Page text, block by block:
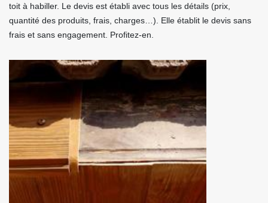
toit à habiller. Le devis est établi avec tous les détails (prix,
quantité des produits, frais, charges…). Elle établit le devis sans
frais et sans engagement. Profitez-en.